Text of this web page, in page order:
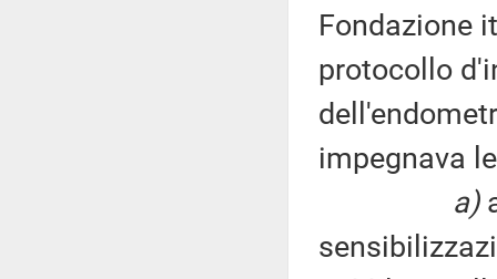
Fondazione
protocollo
impegnava
a)